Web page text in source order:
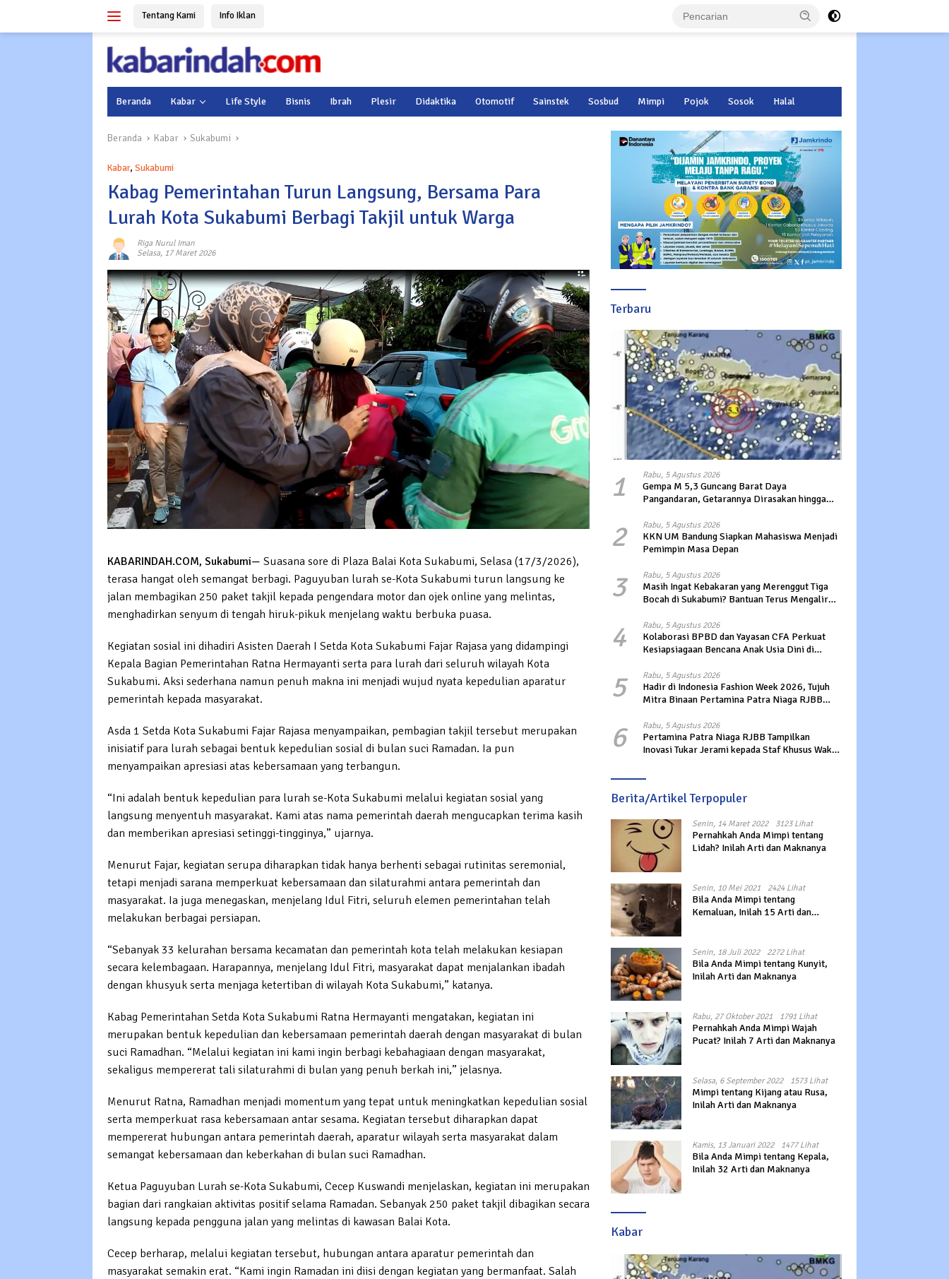
Tentang Kami Info Iklan
Beranda Kabar Life Style Bisnis Ibrah Plesir Didaktika Otomotif Sainstek Sosbud Mimpi Pojok Sosok Halal
Beranda Kabar Sukabumi
Kabar, Sukabumi
Kabag Pemerintahan Turun Langsung, Bersama Para
Lurah Kota Sukabumi Berbagi Takjil untuk Warga
Riga Nurul Iman
Selasa, 17 Maret 2026
KABARINDAH.COM, Sukabumi— Suasana sore di Plaza Balai Kota Sukabumi, Selasa (17/3/2026),
terasa hangat oleh semangat berbagi. Paguyuban lurah se-Kota Sukabumi turun langsung ke
jalan membagikan 250 paket takjil kepada pengendara motor dan ojek online yang melintas,
menghadirkan senyum di tengah hiruk-pikuk menjelang waktu berbuka puasa.
Kegiatan sosial ini dihadiri Asisten Daerah I Setda Kota Sukabumi Fajar Rajasa yang didampingi
Kepala Bagian Pemerintahan Ratna Hermayanti serta para lurah dari seluruh wilayah Kota
Sukabumi. Aksi sederhana namun penuh makna ini menjadi wujud nyata kepedulian aparatur
pemerintah kepada masyarakat.
Asda 1 Setda Kota Sukabumi Fajar Rajasa menyampaikan, pembagian takjil tersebut merupakan
inisiatif para lurah sebagai bentuk kepedulian sosial di bulan suci Ramadan. Ia pun
menyampaikan apresiasi atas kebersamaan yang terbangun.
“Ini adalah bentuk kepedulian para lurah se-Kota Sukabumi melalui kegiatan sosial yang
langsung menyentuh masyarakat. Kami atas nama pemerintah daerah mengucapkan terima kasih
dan memberikan apresiasi setinggi-tingginya,” ujarnya.
Menurut Fajar, kegiatan serupa diharapkan tidak hanya berhenti sebagai rutinitas seremonial,
tetapi menjadi sarana memperkuat kebersamaan dan silaturahmi antara pemerintah dan
masyarakat. Ia juga menegaskan, menjelang Idul Fitri, seluruh elemen pemerintahan telah
melakukan berbagai persiapan.
“Sebanyak 33 kelurahan bersama kecamatan dan pemerintah kota telah melakukan kesiapan
secara kelembagaan. Harapannya, menjelang Idul Fitri, masyarakat dapat menjalankan ibadah
dengan khusyuk serta menjaga ketertiban di wilayah Kota Sukabumi,” katanya.
Kabag Pemerintahan Setda Kota Sukabumi Ratna Hermayanti mengatakan, kegiatan ini
merupakan bentuk kepedulian dan kebersamaan pemerintah daerah dengan masyarakat di bulan
suci Ramadhan. “Melalui kegiatan ini kami ingin berbagi kebahagiaan dengan masyarakat,
sekaligus mempererat tali silaturahmi di bulan yang penuh berkah ini,” jelasnya.
Menurut Ratna, Ramadhan menjadi momentum yang tepat untuk meningkatkan kepedulian sosial
serta memperkuat rasa kebersamaan antar sesama. Kegiatan tersebut diharapkan dapat
mempererat hubungan antara pemerintah daerah, aparatur wilayah serta masyarakat dalam
semangat kebersamaan dan keberkahan di bulan suci Ramadhan.
Ketua Paguyuban Lurah se-Kota Sukabumi, Cecep Kuswandi menjelaskan, kegiatan ini merupakan
bagian dari rangkaian aktivitas positif selama Ramadan. Sebanyak 250 paket takjil dibagikan secara
langsung kepada pengguna jalan yang melintas di kawasan Balai Kota.
Cecep berharap, melalui kegiatan tersebut, hubungan antara aparatur pemerintah dan
masyarakat semakin erat. “Kami ingin Ramadan ini diisi dengan kegiatan yang bermanfaat. Salah
Terbaru
1 Rabu, 5 Agustus 2026
Gempa M 5,3 Guncang Barat Daya
Pangandaran, Getarannya Dirasakan hingga
2 Rabu, 5 Agustus 2026
KKN UM Bandung Siapkan Mahasiswa Menjadi
Pemimpin Masa Depan
3 Rabu, 5 Agustus 2026
Masih Ingat Kebakaran yang Merenggut Tiga
Bocah di Sukabumi? Bantuan Terus Mengalir
4 Rabu, 5 Agustus 2026
Kolaborasi BPBD dan Yayasan CFA Perkuat
Kesiapsiagaan Bencana Anak Usia Dini di
5 Rabu, 5 Agustus 2026
Hadir di Indonesia Fashion Week 2026, Tujuh
Mitra Binaan Pertamina Patra Niaga RJBB
6 Rabu, 5 Agustus 2026
Pertamina Patra Niaga RJBB Tampilkan
Inovasi Tukar Jerami kepada Staf Khusus Wakil
Berita/Artikel Terpopuler
Senin, 14 Maret 2022 3123 Lihat
Pernahkah Anda Mimpi tentang
Lidah? Inilah Arti dan Maknanya
Senin, 10 Mei 2021 2424 Lihat
Bila Anda Mimpi tentang
Kemaluan, Inilah 15 Arti dan
Senin, 18 Juli 2022 2272 Lihat
Bila Anda Mimpi tentang Kunyit,
Inilah Arti dan Maknanya
Rabu, 27 Oktober 2021 1791 Lihat
Pernahkah Anda Mimpi Wajah
Pucat? Inilah 7 Arti dan Maknanya
Selasa, 6 September 2022 1573 Lihat
Mimpi tentang Kijang atau Rusa,
Inilah Arti dan Maknanya
Kamis, 13 Januari 2022 1477 Lihat
Bila Anda Mimpi tentang Kepala,
Inilah 32 Arti dan Maknanya
Kabar